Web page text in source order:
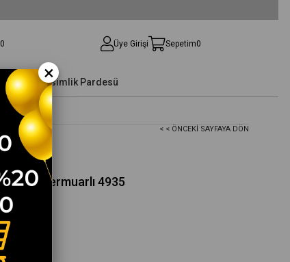
0 Üye Girişi Sepetim0
Kışlık-Mevsimlik Pardesü
< < ÖNCEKI SAYFAYA DÖN
Beden Fermuarlı 4935
×